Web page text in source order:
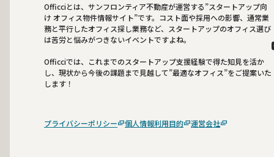
Officciとは、サンフロンティア不動産が運営する”スタートアップ向
け オフィス物件情報サイト”です。コスト面や採用への影響、通常業
務と平行したオフィス探し業務など、スタートアップのオフィス選び
は苦労と悩みがつきないイベントですよね。
Officciでは、これまでのスタートアップ支援経験で得た知見を活か
し、現状から今後の課題まで見越して”最適なオフィス”をご提案いた
します！
プライバシーポリシー 個人情報利用目的 運営会社